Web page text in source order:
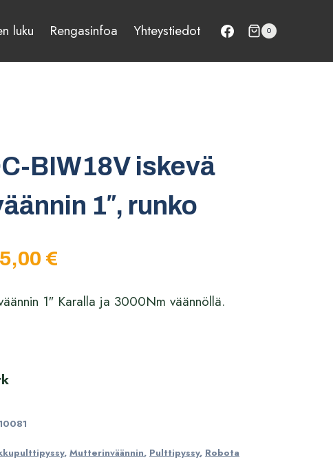
luku Rengasinfoa Yhteystiedot 0
BIW18V iskevä
1″, runko
€
on:
1″ Karalla ja 3000Nm väännöllä.
,Mutterinväännin, Pulttipyssy, Robota